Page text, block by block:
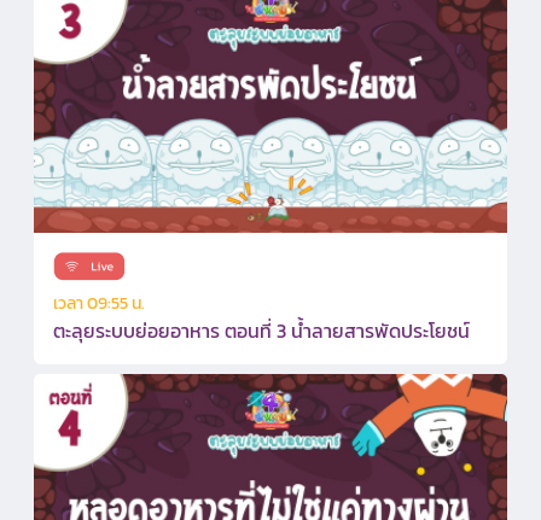
เวลา 09:55 น.
ตะลุยระบบย่อยอาหาร ตอนที่ 3 น้ำลายสารพัดประโยชน์